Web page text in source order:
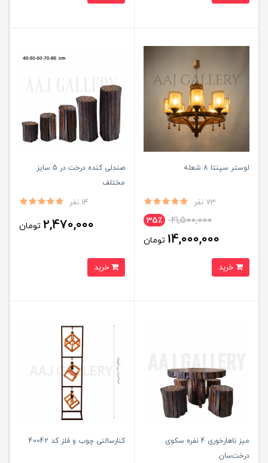
لوستر سپنتا 8 شعله
73 نفر
21,500,000 35٪
14,000,000 تومان
صندلی کنده درخت در 5 سایز
مختلف
14 نفر
2,470,000 تومان
میز ناهارخوری 4 نفره سکوی
درخت‌سان
کنارسالنی چوب و فلز کد 40042